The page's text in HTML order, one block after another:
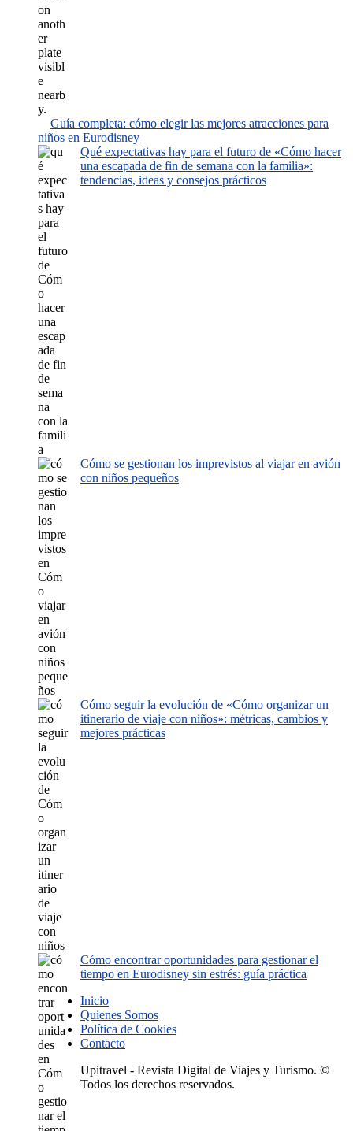
Guía completa: cómo elegir las mejores atracciones para
niños en Eurodisney
Qué expectativas hay para el futuro de «Cómo hacer
una escapada de fin de semana con la familia»:
tendencias, ideas y consejos prácticos
Cómo se gestionan los imprevistos al viajar en avión
con niños pequeños
Cómo seguir la evolución de «Cómo organizar un
itinerario de viaje con niños»: métricas, cambios y
mejores prácticas
Cómo encontrar oportunidades para gestionar el
tiempo en Eurodisney sin estrés: guía práctica
Inicio
Quienes Somos
Política de Cookies
Contacto
Upitravel - Revista Digital de Viajes y Turismo. ©
Todos los derechos reservados.